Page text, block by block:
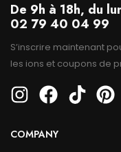
De 9h à 18h, du
02 79 40 04 99
S’inscrire maintenant
les ions et coupons de
COMPANY